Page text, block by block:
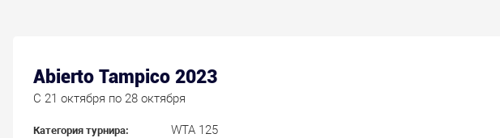
Abierto Tampico 2023
C 21 октября по 28 октября
Категория турнира: WTA 125